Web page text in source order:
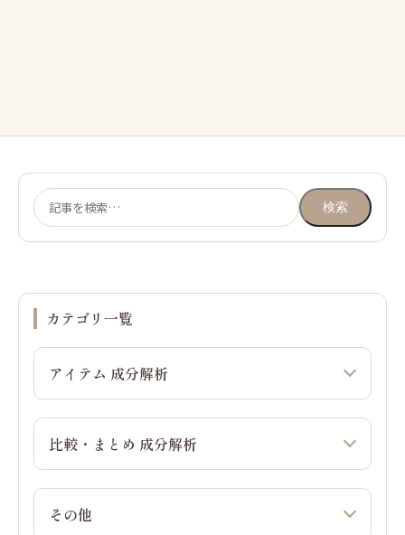
検
索:
検索
カテゴリ一覧
アイテム 成分解析
比較・まとめ 成分解析
その他